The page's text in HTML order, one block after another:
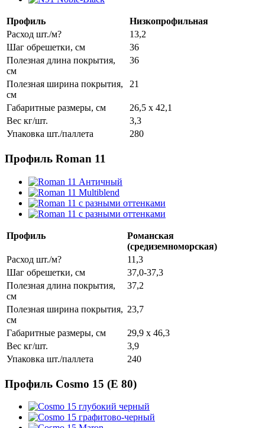
Профиль
Низкопрофильная
Расход шт./м?
13,2
Шаг обрешетки, см
36
Полезная длина покрытия,
см
36
Полезная ширина покрытия,
см
21
Габаритные размеры, см
26,5 x 42,1
Вес кг/шт.
3,3
Упаковка шт./паллета
280
Профиль Roman 11
Профиль
Романская
(средиземноморская)
Расход шт./м?
11,3
Шаг обрешетки, см
37,0-37,3
Полезная длина покрытия,
см
37,2
Полезная ширина покрытия,
см
23,7
Габаритные размеры, см
29,9 x 46,3
Вес кг/шт.
3,9
Упаковка шт./паллета
240
Профиль Cosmo 15 (E 80)